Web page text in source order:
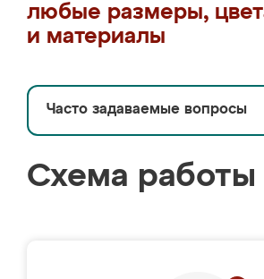
любые размеры,
и материалы
Часто задаваемые вопросы
Схема работы